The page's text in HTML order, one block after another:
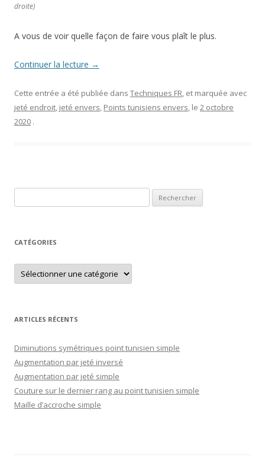
droite)
A vous de voir quelle façon de faire vous plaît le plus.
Continuer la lecture →
Cette entrée a été publiée dans Techniques FR, et marquée avec
jeté endroit, jeté envers, Points tunisiens envers, le 2 octobre
2020 .
CATÉGORIES
Catégories
ARTICLES RÉCENTS
Diminutions symétriques point tunisien simple
Augmentation par jeté inversé
Augmentation par jeté simple
Couture sur le dernier rang au point tunisien simple
Maille d’accroche simple